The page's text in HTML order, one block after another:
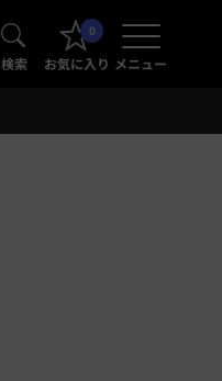
検索
0
お気に入り メニュー